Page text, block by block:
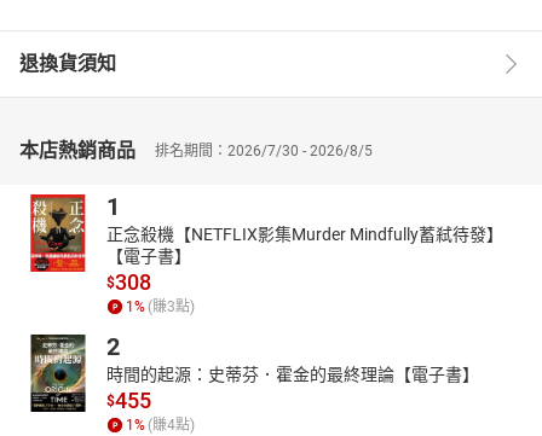
退換貨須知
本店熱銷商品 排名期間：2026/7/30 - 2026/8/5
1
正念殺機【NETFLIX影集Murder Mindfully蓄弒待發】
【電子書】
$308
1% (賺3點)
2
時間的起源：史蒂芬．霍金的最終理論【電子書】
$455
1% (賺4點)